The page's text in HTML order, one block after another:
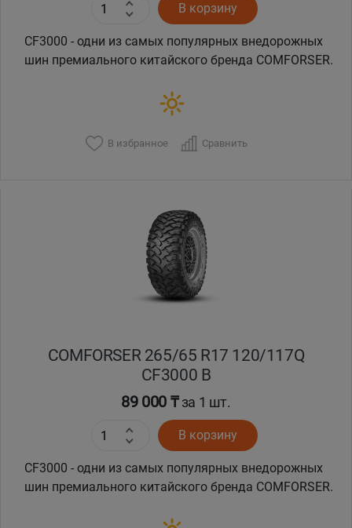
В корзину
CF3000 - одни из самых популярных внедорожных
шин премиального китайского бренда COMFORSER.
В избранное Сравнить
COMFORSER 265/65 R17 120/117Q
CF3000 B
89 000 ₸за 1 шт.
В корзину
CF3000 - одни из самых популярных внедорожных
шин премиального китайского бренда COMFORSER.